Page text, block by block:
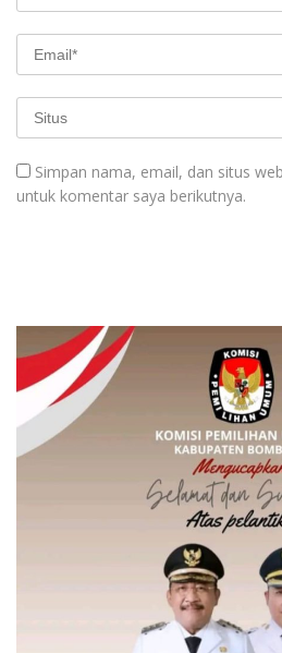
Simpan nama, email, dan situs
untuk komentar saya berikutnya.